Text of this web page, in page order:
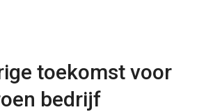
toekomst voor
bedrijf